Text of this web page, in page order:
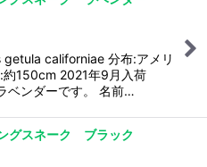
californiae 分布:アメリ
約150cm 2021年9月入荷
ベンダーです。 名前…
グスネーク ブラック